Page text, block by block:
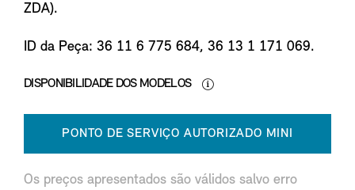
ZDA).
ID da Peça: 36 11 6 775 684, 36 13 1 171 069.
DISPONIBILIDADE DOS MODELOS
PONTO DE SERVIÇO AUTORIZADO MINI
Os preços apresentados são válidos salvo erro